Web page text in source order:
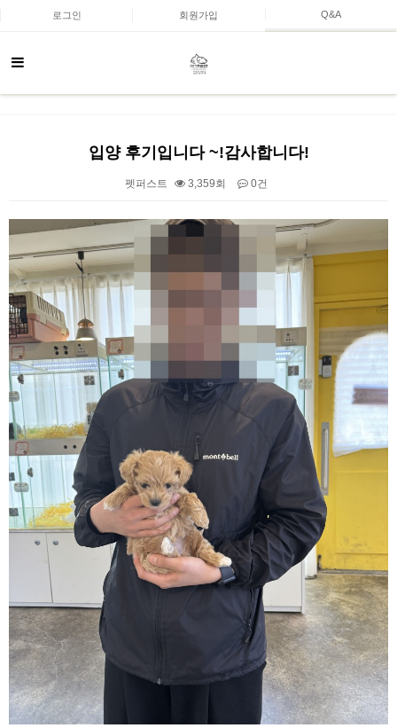
로그인 회원가입 Q&A
입양 후기입니다 ~!감사합니다!
펫퍼스트 3,359회 0건